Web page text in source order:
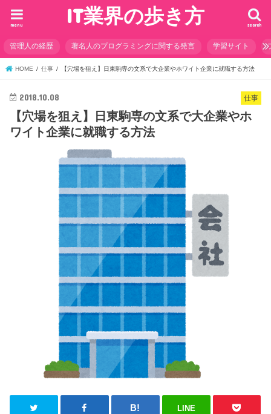
IT業界の歩き方 search
menu
管理人の経歴 著名人のプログラミングに関する発言 学習サイト
HOME 仕事 【穴場を狙え】日東駒専の文系で大企業やホワイト企業に就職する方法
仕事
2018.10.08
【穴場を狙え】日東駒専の文系で大企業やホ
ワイト企業に就職する方法
LINE